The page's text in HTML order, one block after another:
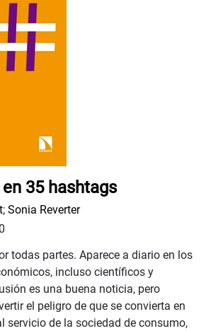
35 hashtags
; Sonia Reverter
todas partes. Aparece a diario en los
incluso científicos y
es una buena noticia, pero
el peligro de que se convierta en
servicio de la sociedad de consumo,